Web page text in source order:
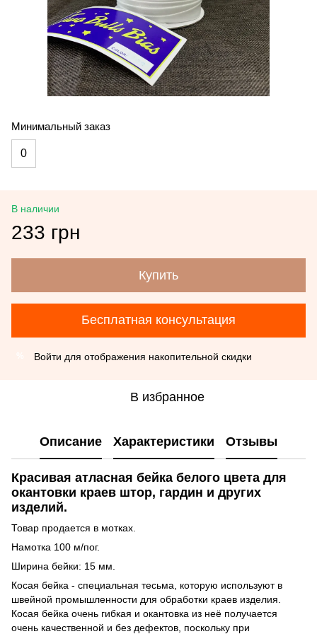
Минимальный заказ
0
В наличии
233 грн
Купить
Бесплатная консультация
Войти для отображения накопительной скидки
В избранное
Описание Характеристики Отзывы
Красивая атласная бейка белого цвета для
окантовки краев штор, гардин и других
изделий.
Товар продается в мотках.
Намотка 100 м/пог.
Ширина бейки: 15 мм.
Косая бейка - специальная тесьма, которую используют в
швейной промышленности для обработки краев изделия.
Косая бейка очень гибкая и окантовка из неё получается
очень качественной и без дефектов, поскольку при